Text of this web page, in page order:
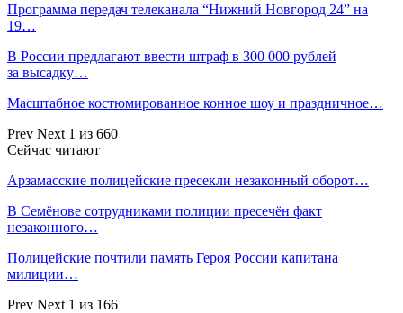
Программа передач телеканала “Нижний Новгород 24” на
19…
В России предлагают ввести штраф в 300 000 рублей
за высадку…
Масштабное костюмированное конное шоу и праздничное…
Prev Next 1 из 660
Сейчас читают
Арзамасские полицейские пресекли незаконный оборот…
В Семёнове сотрудниками полиции пресечён факт
незаконного…
Полицейские почтили память Героя России капитана
милиции…
Prev Next 1 из 166